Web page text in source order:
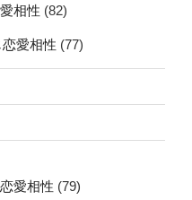
相性 (82)
愛相性 (77)
愛相性 (79)